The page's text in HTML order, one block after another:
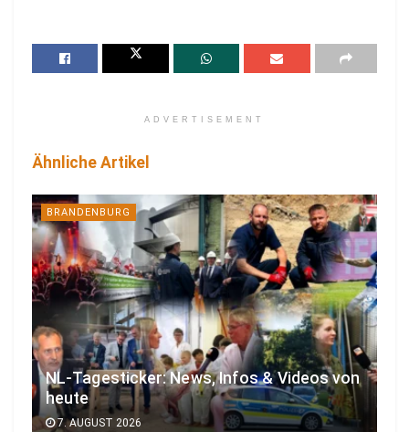
ADVERTISEMENT
Ähnliche Artikel
BRANDENBURG
NL-Tagesticker: News, Infos & Videos von
heute
7. AUGUST 2026